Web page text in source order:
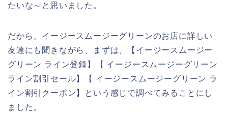
たいな～と思いました。
だから、イージースムージーグリーンのお店に詳しい
友達にも聞きながら、まずは、【イージースムージー
グリーン ライン登録】【 イージースムージーグリーン
ライン割引セール】【 イージースムージーグリーン ラ
イン割引クーポン】という感じで調べてみることにし
ました。